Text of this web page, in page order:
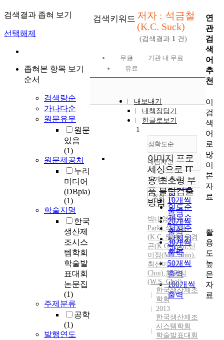
검색결과 좁혀 보기
선택해제
좁혀본 항목 보기
순서
검색량순
가나다순
원문유무
원문
있음
(1)
원문제공처
누리
미디어
(DBpia)
(1)
학술지명
한국
생산제
조시스
템학회
학술발
표대회
논문집
(1)
주제분류
공학
(1)
발행연도
검색키워드 저자 : 석금철
(K.C. Suck)
(검색결과 1 건)
무료
기관 내 무료
유료
내보내기
내책장담기
한글로보기
정확도순
정확도
순
인기도
순
연도순
제목순
저자순
발행기
관순
내림차순
내림차순
10개씩 출력
10개씩
출력
20개씩
출력
30개씩
출력
50개씩
출력
100개씩
출력
조회
1
이미지 프로
세싱으로 IT
용 초소형 부
품 불량검출
방법
박대영(D.Y.
Park),석금철
(K.C. Suck),유경
곤(K.G. Yoo),신
미정(M.J. Shin),
최선미(S.M.
Choi),최원식
(W.S. Choi)
한국생산제조
학회
2013
한국생산제조
시스템학회
학술발표대회
연
관
검
색
어
추
천
이
검
색
어
로
많
이
본
자
료
활
용
도
높
은
자
료